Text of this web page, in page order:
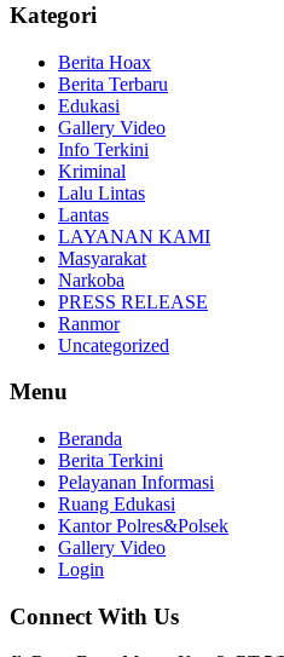
Kategori
Berita Hoax
Berita Terbaru
Edukasi
Gallery Video
Info Terkini
Kriminal
Lalu Lintas
Lantas
LAYANAN KAMI
Masyarakat
Narkoba
PRESS RELEASE
Ranmor
Uncategorized
Menu
Beranda
Berita Terkini
Pelayanan Informasi
Ruang Edukasi
Kantor Polres&Polsek
Gallery Video
Login
Connect With Us